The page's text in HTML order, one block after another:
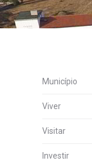
Município
Viver
Visitar
Investir